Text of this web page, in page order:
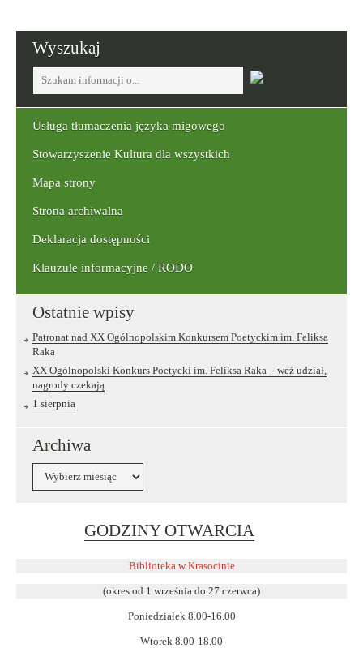
Wyszukaj
wpisz
Usługa tłumaczenia języka migowego
Stowarzyszenie Kultura dla wszystkich
Mapa strony
Strona archiwalna
Deklaracja dostępności
Klauzule informacyjne / RODO
Ostatnie wpisy
Patronat nad XX Ogólnopolskim Konkursem Poetyckim im. Feliksa
Raka
XX Ogólnopolski Konkurs Poetycki im. Feliksa Raka – weź udział,
nagrody czekają
1 sierpnia
Archiwa
GODZINY OTWARCIA
w
Biblioteka w Krasocinie
(okres od 1 września do 27 czerwca)
Poniedziałek 8.00-16.00
Wtorek 8.00-18.00